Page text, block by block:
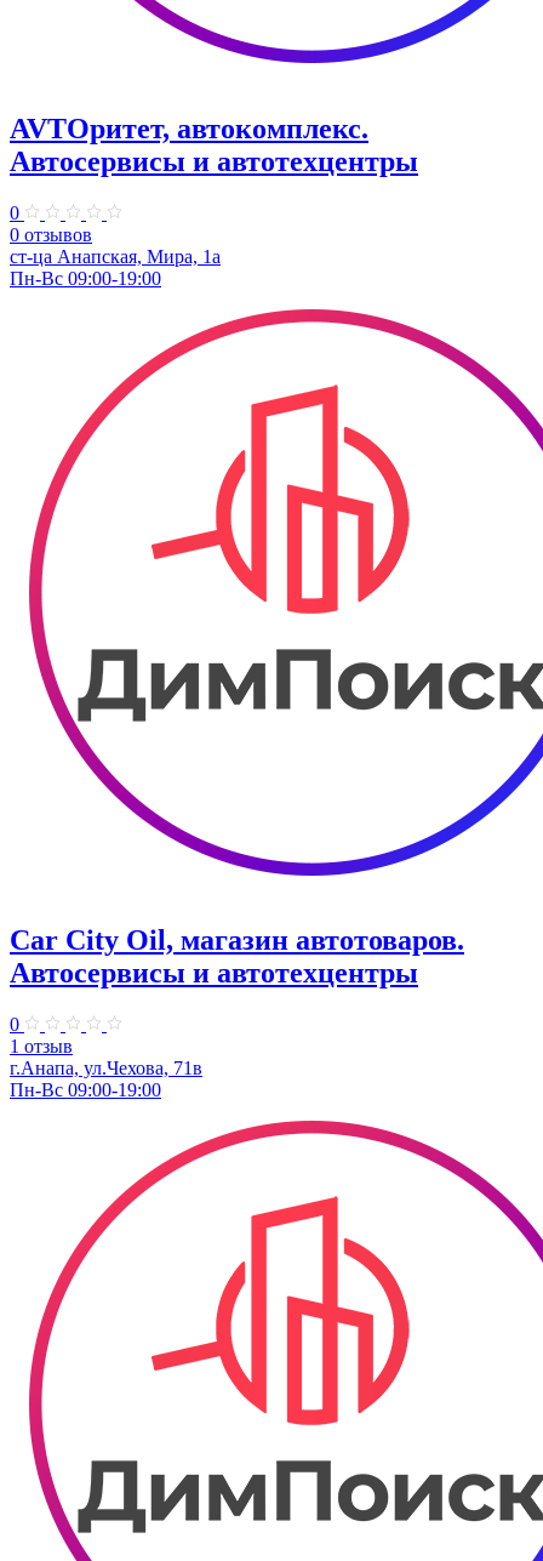
AVTOритет, автокомплекс.
Автосервисы и автотехцентры
0
0 отзывов
ст-ца Анапская, Мира, 1а
Пн-Вс 09:00-19:00
Car City Oil, магазин автотоваров.
Автосервисы и автотехцентры
0
1 отзыв
г.Анапа, ул.Чехова, 71в
Пн-Вс 09:00-19:00